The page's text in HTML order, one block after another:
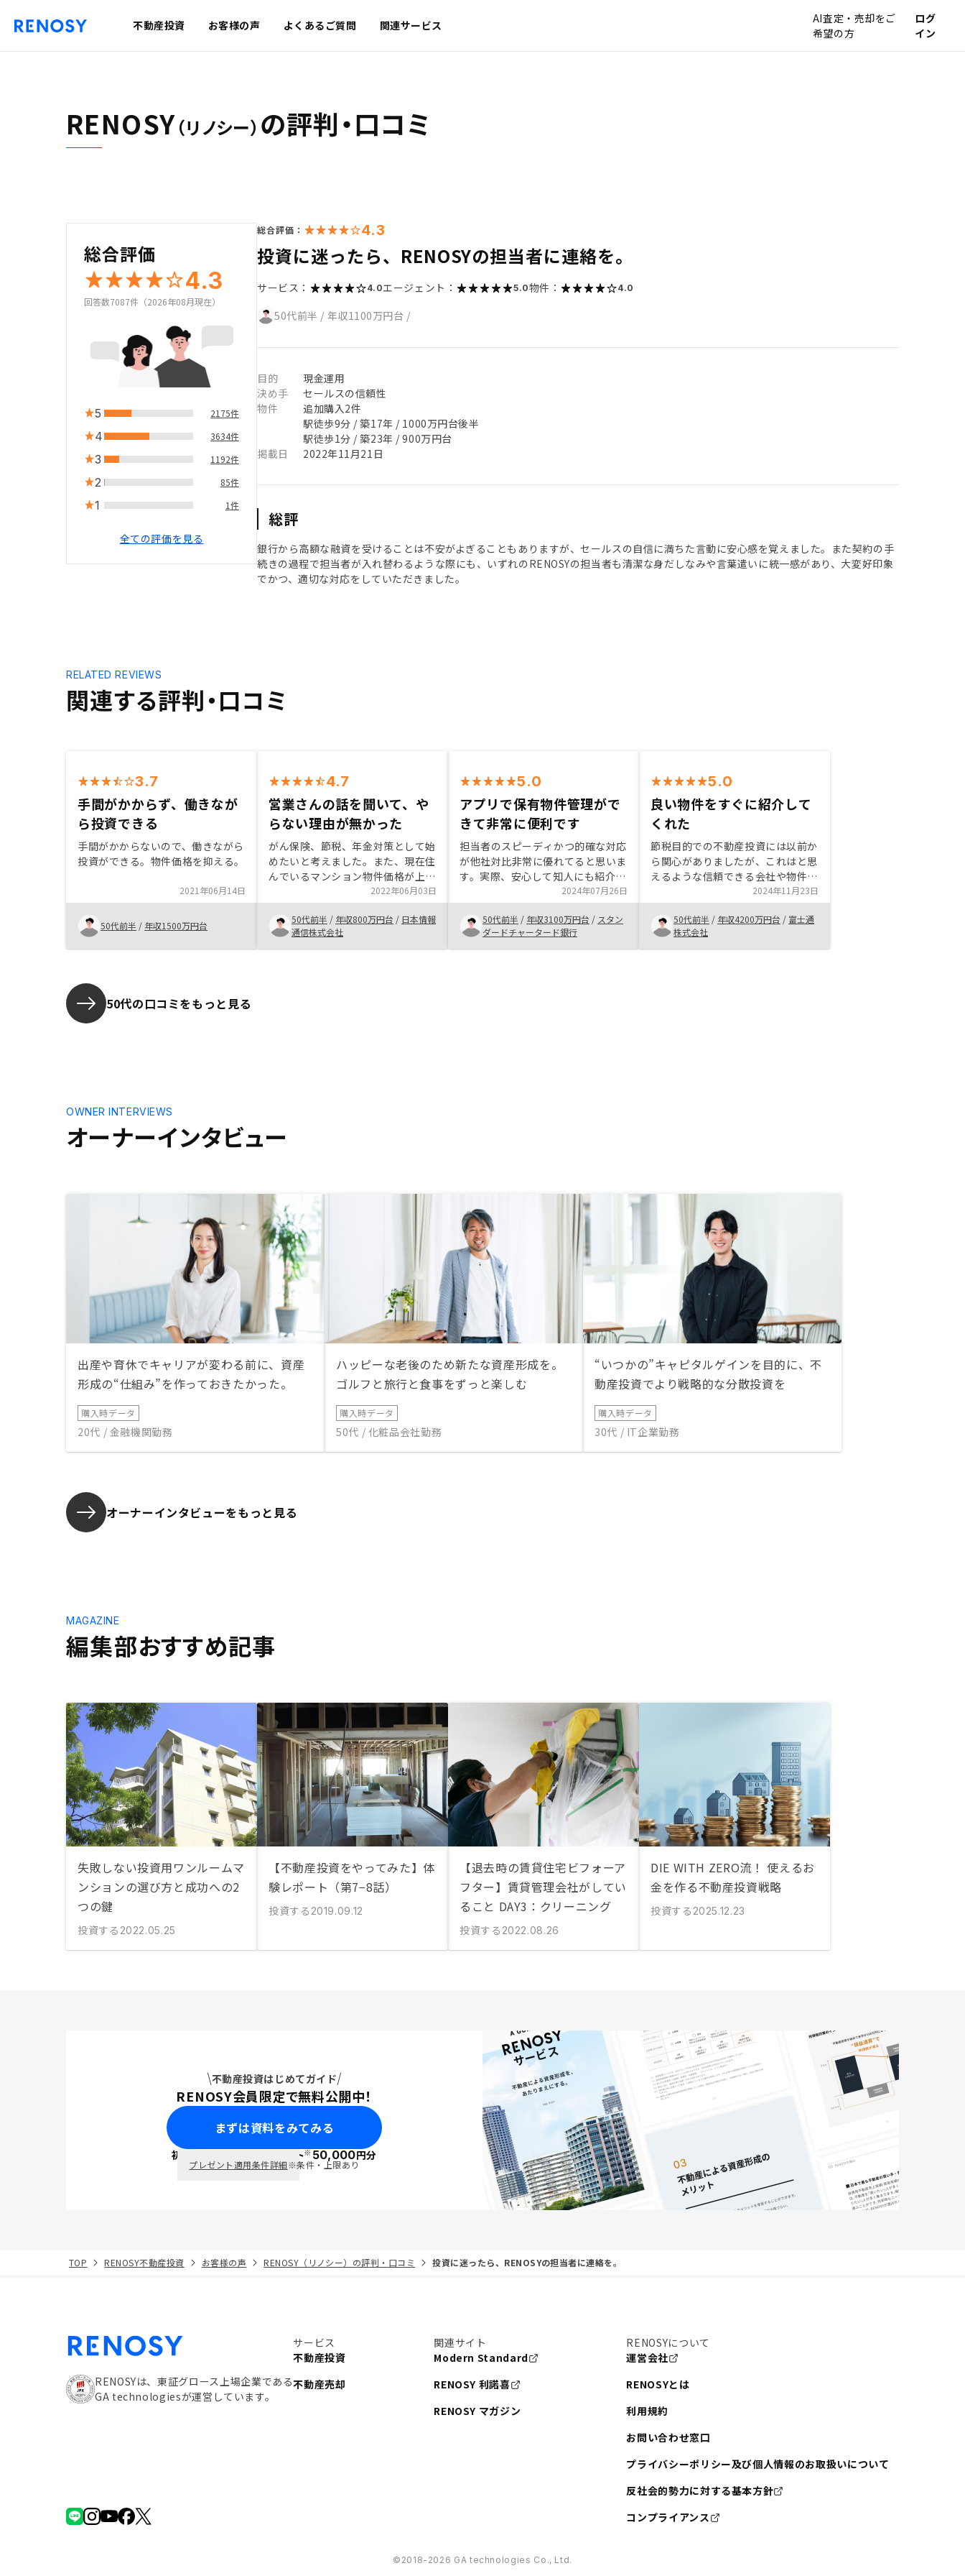
不動産投資 お客様の声 よくあるご質問 関連サービス
AI査定・売却をご
希望の方
ログ
イン
RENOSY（リノシー） の評判・口コミ
総合評価
4.3
回答数7087件（2026年08月現在）
5 2175件
4 3634件
3 1192件
2 85件
1 1件
全ての評価を見る
総合評価： 4.3
投資に迷ったら、RENOSYの担当者に連絡を。
サービス： 4.0エージェント： 5.0物件： 4.0
50代前半 / 年収1100万円台 /
目的
現金運用
決め手
セールスの信頼性
物件
追加購入2件
駅徒歩9分 / 築17年 / 1000万円台後半
駅徒歩1分 / 築23年 / 900万円台
掲載日
2022年11月21日
総評
銀行から高額な融資を受けることは不安がよぎることもありますが、セールスの自信に満ちた言動に安心感を覚えました。また契約の手
続きの過程で担当者が入れ替わるような際にも、いずれのRENOSYの担当者も清潔な身だしなみや言葉遣いに統一感があり、大変好印象
でかつ、適切な対応をしていただきました。
関連する評判・口コミ
RELATED REVIEWS
3.7
手間がかからず、働きなが
ら投資できる
手間がかからないので、働きながら
投資ができる。物件価格を抑える。
2021年06月14日
50代前半 / 年収1500万円台
4.7
営業さんの話を聞いて、や
らない理由が無かった
がん保険、節税、年金対策として始
めたいと考えました。また、現在住
んでいるマンション物件価格が上が
っていたことも理由の一つです。
様々な物件や他社複数社との比較の
結果、物件及びサービスにおいて納
得のいくご提案をいただき決断に至
りました。 今では一度決めかけた
2022年06月03日
50代前半 / 年収800万円台 / 日本情報
通信株式会社
5.0
アプリで保有物件管理がで
きて非常に便利です
担当者のスピーディかつ的確な対応
が他社対比非常に優れてると思いま
す。実際、安心して知人にも紹介さ
せていただきました。今後もいい物
件紹介をお待ちしておりますので宜
しくお願いいたします。Renosyア
プリの使い勝手もいいです。
2024年07月26日
50代前半 / 年収3100万円台 / スタン
ダードチャータード銀行
5.0
良い物件をすぐに紹介して
くれた
節税目的での不動産投資には以前か
ら関心がありましたが、これはと思
えるような信頼できる会社や物件に
出会えず実行に踏み切れませんでし
た。RENOSYは非常に納得のいくわ
かりやすい説明をしてくれただけで
なく、具体的な良物件をすぐに紹介
してくれたことが決め手でした。
2024年11月23日
50代前半 / 年収4200万円台 / 富士通
株式会社
50代の口コミをもっと見る
オーナーインタビュー
OWNER INTERVIEWS
出産や育休でキャリアが変わる前に、資産
形成の“仕組み”を作っておきたかった。
購入時データ
20代 / 金融機関勤務
ハッピーな老後のため新たな資産形成を。
ゴルフと旅行と食事をずっと楽しむ
購入時データ
50代 / 化粧品会社勤務
“いつかの”キャピタルゲインを目的に、不
動産投資でより戦略的な分散投資を
購入時データ
30代 / IT企業勤務
オーナーインタビューをもっと見る
編集部おすすめ記事
MAGAZINE
失敗しない投資用ワンルームマ
ンションの選び方と成功への2
つの鍵
投資する 2022.05.25
【不動産投資をやってみた】体
験レポート（第7−8話）
投資する 2019.09.12
【退去時の賃貸住宅ビフォーア
フター】賃貸管理会社がしてい
ること DAY3：クリーニング
投資する 2022.08.26
DIE WITH ZERO流！ 使えるお
金を作る不動産投資戦略
投資する 2025.12.23
不動産投資はじめてガイド
RENOSY会員限定で無料公開中！
まずは資料をみてみる
初回面談で ポイント※50,000円分
プレゼント適用条件詳細※条件・上限あり
TOP RENOSY不動産投資 お客様の声 RENOSY（リノシー）の評判・口コミ 投資に迷ったら、RENOSYの担当者に連絡を。
RENOSYは、東証グロース上場企業である
GA technologiesが運営しています。
サービス
不動産投資
不動産売却
関連サイト
Modern Standard
RENOSY 利諾喜
RENOSY マガジン
RENOSYについて
運営会社
RENOSYとは
利用規約
お問い合わせ窓口
プライバシーポリシー及び個人情報のお取扱いについて
反社会的勢力に対する基本方針
コンプライアンス
©︎2018-2026 GA technologies Co., Ltd.